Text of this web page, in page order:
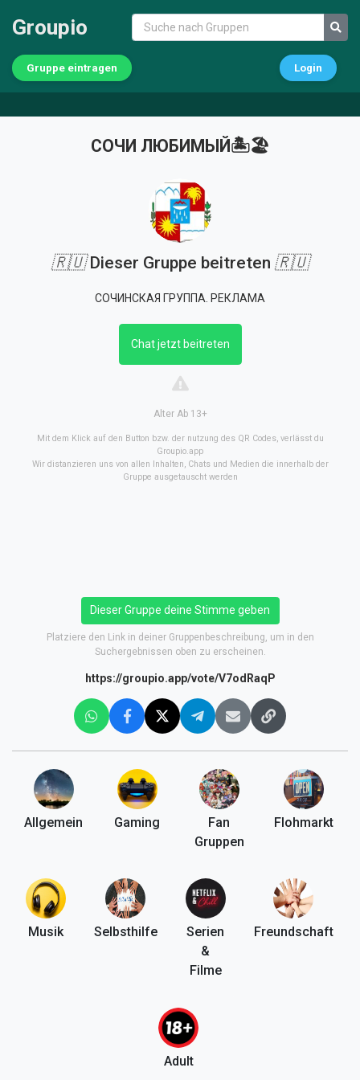
Groupio
Gruppe eintragen Login
СОЧИ ЛЮБИМЫЙ🏝🏖
🇷🇺Dieser Gruppe beitreten 🇷🇺
СОЧИНСКАЯ ГРУППА. РЕКЛАМА
Chat jetzt beitreten
Alter Ab 13+
Mit dem Klick auf den Button bzw. der nutzung des QR Codes, verlässt du
Groupio.app
Wir distanzieren uns von allen Inhalten, Chats und Medien die innerhalb der
Gruppe ausgetauscht werden
Dieser Gruppe deine Stimme geben
Platziere den Link in deiner Gruppenbeschreibung, um in den
Suchergebnissen oben zu erscheinen.
https://groupio.app/vote/V7odRaqP
Allgemein Gaming
Fan
Gruppen
Flohmarkt
Musik Selbsthilfe
Serien
&
Filme
Freundschaft
Adult